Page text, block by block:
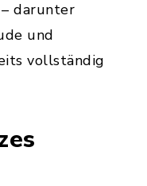
darunter
und
vollständig